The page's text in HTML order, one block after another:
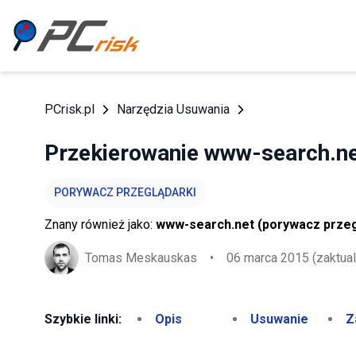
PCrisk.pl Narzędzia Usuwania
Przekierowanie www-
PORYWACZ PRZEGLĄDARKI
Znany również jako: www-search.net (porywacz
Tomas Meskauskas • 06 marca 2015
Szybkie linki: Opis Usuwanie